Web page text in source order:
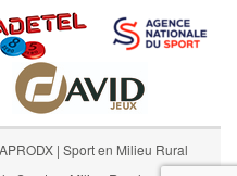
| Sport en Milieu Rural